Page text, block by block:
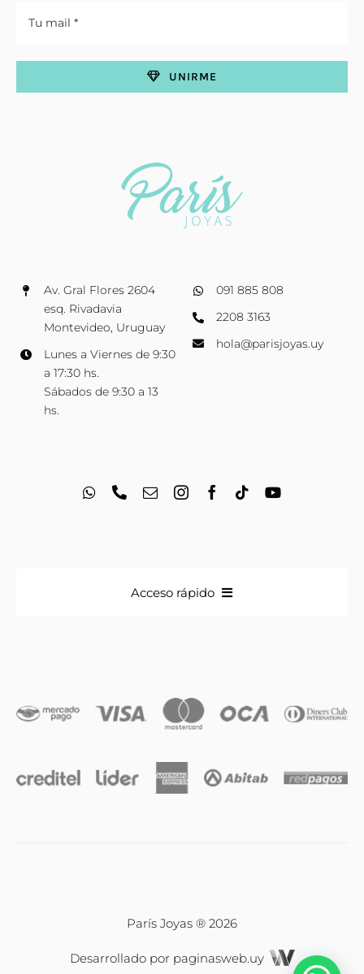
Av. Gral Flores 2604
esq. Rivadavia
Montevideo, Uruguay
Lunes a Viernes de 9:30
a 17:30 hs.
Sábados de 9:30 a 13
hs.
091 885 808
2208 3163
hola@parisjoyas.uy
UNIRME
Acceso rápido
Iniciales
Relojes
París Joyas ® 2026
Desarrollado por paginasweb.uy